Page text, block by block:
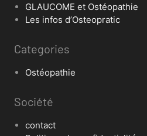
GLAUCOME et Ostéopathie
Les infos d’Osteopratic
Categories
Ostéopathie
Société
contact